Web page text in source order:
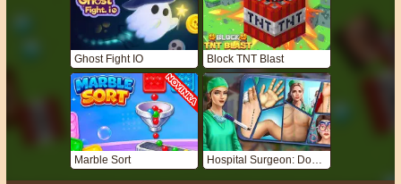
Ghost Fight IO Block TNT Blast
Marble Sort Hospital Surgeon: Doctor Game